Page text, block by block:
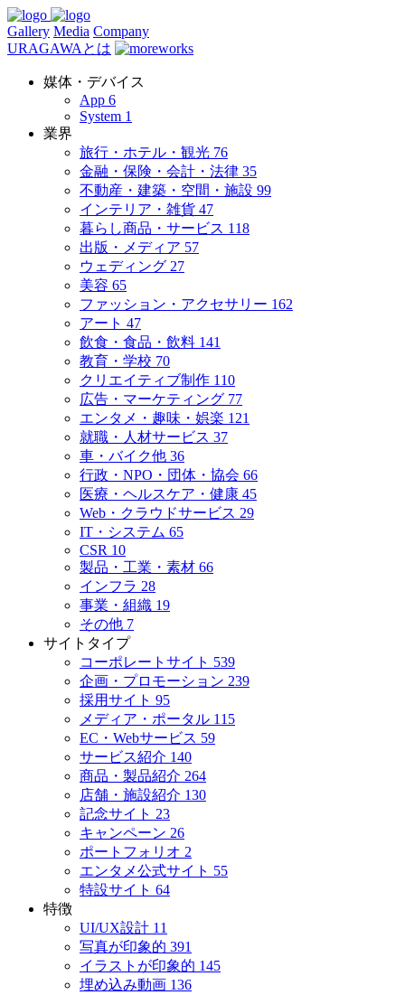
Gallery Media Company
URAGAWAとは
媒体・デバイス
App 6
System 1
業界
旅行・ホテル・観光 76
金融・保険・会計・法律 35
不動産・建築・空間・施設 99
インテリア・雑貨 47
暮らし商品・サービス 118
出版・メディア 57
ウェディング 27
美容 65
ファッション・アクセサリー 162
アート 47
飲食・食品・飲料 141
教育・学校 70
クリエイティブ制作 110
広告・マーケティング 77
エンタメ・趣味・娯楽 121
就職・人材サービス 37
車・バイク他 36
行政・NPO・団体・協会 66
医療・ヘルスケア・健康 45
Web・クラウドサービス 29
IT・システム 65
CSR 10
製品・工業・素材 66
インフラ 28
事業・組織 19
その他 7
サイトタイプ
コーポレートサイト 539
企画・プロモーション 239
採用サイト 95
メディア・ポータル 115
EC・Webサービス 59
サービス紹介 140
商品・製品紹介 264
店舗・施設紹介 130
記念サイト 23
キャンペーン 26
ポートフォリオ 2
エンタメ公式サイト 55
特設サイト 64
特徴
UI/UX設計 11
写真が印象的 391
イラストが印象的 145
埋め込み動画 136